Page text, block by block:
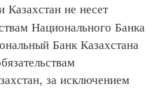
не несет
Национального Банка
Банк Казахстана
за исключением